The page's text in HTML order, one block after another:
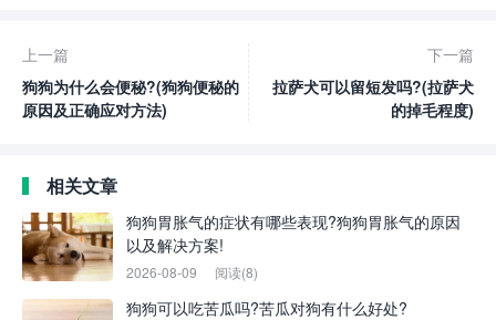
上一篇
狗狗为什么会便秘?(狗狗便秘的
原因及正确应对方法)
下一篇
拉萨犬可以留短发吗?(拉萨犬
的掉毛程度)
相关文章
狗狗胃胀气的症状有哪些表现?狗狗胃胀气的原因
以及解决方案!
2026-08-09 阅读(8)
狗狗可以吃苦瓜吗?苦瓜对狗有什么好处?